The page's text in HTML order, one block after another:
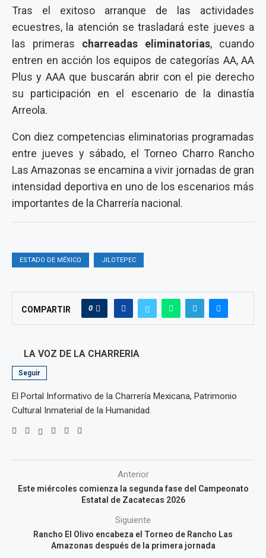
Tras el exitoso arranque de las actividades
ecuestres, la atención se trasladará este jueves a
las primeras charreadas eliminatorias, cuando
entren en acción los equipos de categorías AA, AA
Plus y AAA que buscarán abrir con el pie derecho
su participación en el escenario de la dinastía
Arreola.
Con diez competencias eliminatorias programadas
entre jueves y sábado, el Torneo Charro Rancho
Las Amazonas se encamina a vivir jornadas de gran
intensidad deportiva en uno de los escenarios más
importantes de la Charrería nacional.
ESTADO DE MÉXICO JILOTEPEC
COMPARTIR 0
LA VOZ DE LA CHARRERIA
Seguir
El Portal Informativo de la Charrería Mexicana, Patrimonio
Cultural Inmaterial de la Humanidad.
Anterior
Este miércoles comienza la segunda fase del Campeonato
Estatal de Zacatecas 2026
Siguiente
Rancho El Olivo encabeza el Torneo de Rancho Las
Amazonas después de la primera jornada